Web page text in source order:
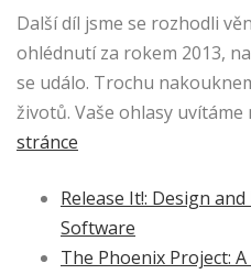
Další díl jsme se rozhodli
ohlédnutí za rokem 2013,
se událo. Trochu
životů. Vaše ohlasy uvítáme
stránce
Release It!: Design
Software
The Phoenix Project: